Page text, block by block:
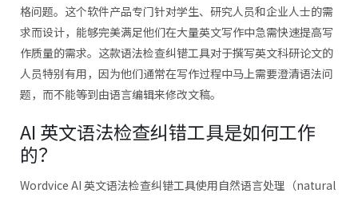
格问题。这个软件产品专门针对学生、研究人员和企业人士的需
求而设计，能够完美满足他们在大量英文写作中急需快速提高写
作质量的需求。这款语法检查纠错工具对于撰写英文科研论文的
人员特别有用，因为他们通常在写作过程中马上需要澄清语法问
题，而不能等到由语言编辑来修改文稿。
AI 英文语法检查纠错工具是如何工作
的？
Wordvice AI 英文语法检查纠错工具使用自然语言处理（natural